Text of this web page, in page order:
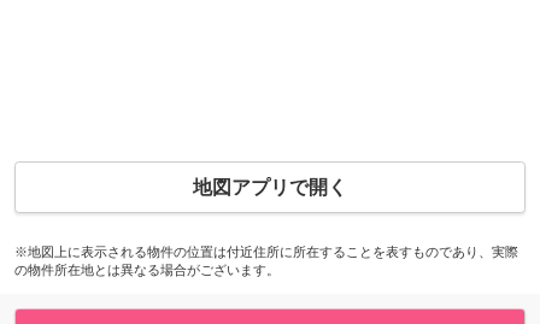
地図アプリで開く
※地図上に表示される物件の位置は付近住所に所在することを表すものであり、実際
の物件所在地とは異なる場合がございます。